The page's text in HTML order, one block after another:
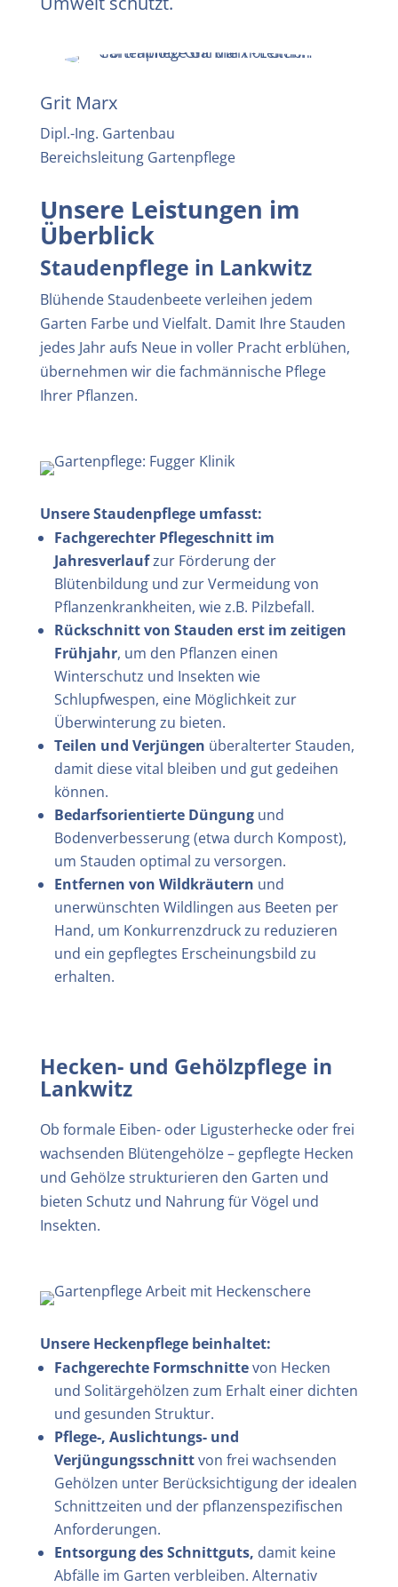
Grit Marx
Dipl.-Ing. Gartenbau
Bereichsleitung Gartenpflege
Unsere Leistungen im
Überblick
Staudenpflege in Lankwitz
Blühende Staudenbeete verleihen jedem
Garten Farbe und Vielfalt. Damit Ihre Stauden
jedes Jahr aufs Neue in voller Pracht erblühen,
übernehmen wir die fachmännische Pflege
Ihrer Pflanzen.
Unsere Staudenpflege umfasst:
Fachgerechter Pflegeschnitt im
Jahresverlaufzur Förderung der
Blütenbildung und zur Vermeidung von
Pflanzenkrankheiten, wie z.B. Pilzbefall.
Rückschnitt von Stauden erst im zeitigen
Frühjahr, um den Pflanzen einen
Winterschutz und Insekten wie
Schlupfwespen, eine Möglichkeit zur
Überwinterung zu bieten.
Teilen und Verjüngen überalterter Stauden,
damit diese vital bleiben und gut gedeihen
können.
Bedarfsorientierte Düngungund
Bodenverbesserung (etwa durch Kompost),
um Stauden optimal zu versorgen.
Entfernen von Wildkräutern und
unerwünschten Wildlingen aus Beeten per
Hand, um Konkurrenzdruck zu reduzieren
und ein gepflegtes Erscheinungsbild zu
erhalten.
Hecken- und Gehölzpflege in
Lankwitz
Ob formale Eiben- oder Ligusterhecke oder frei
wachsenden Blütengehölze – gepflegte Hecken
und Gehölze strukturieren den Garten und
bieten Schutz und Nahrung für Vögel und
Insekten.
Unsere Heckenpflege beinhaltet:
Fachgerechte Formschnittevon Hecken
und Solitärgehölzen zum Erhalt einer dichten
und gesunden Struktur.
Pflege-, Auslichtungs- und
Verjüngungsschnittvon frei wachsenden
Gehölzen unter Berücksichtigung der idealen
Schnittzeiten und der pflanzenspezifischen
Anforderungen.
Entsorgung des Schnittguts, damit keine
Abfälle im Garten verbleiben. Alternativ